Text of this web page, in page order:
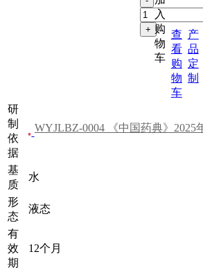
入
购
物
车
查
看
购
物
车
产
品
定
制
研
制
依
据
基
质
水
形
态
液态
有
效
期
12个月